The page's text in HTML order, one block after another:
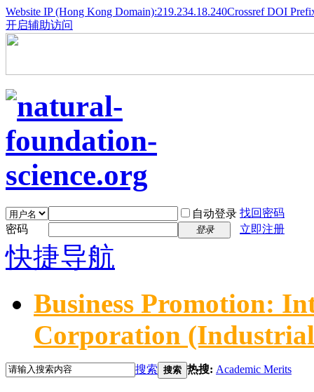
Website IP (Hong Kong Domain):219.234.18.240Crossref DOI
开启辅助访问
自动登录 找回密码
密码
登录 立即注册
快捷导航
Business Promotion:
Corporation
搜索 搜索 热搜: Academic Merits